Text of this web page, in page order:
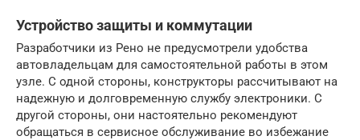
Устройство защиты и коммутации
Разработчики из Рено не предусмотрели удобства
автовладельцам для самостоятельной работы в этом
узле. С одной стороны, конструкторы рассчитывают на
надежную и долговременную службу электроники. С
другой стороны, они настоятельно рекомендуют
обращаться в сервисное обслуживание во избежание